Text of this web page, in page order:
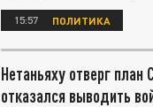
15:57 ПОЛИТИКА
Нетаньяху отверг план
отказался выводить